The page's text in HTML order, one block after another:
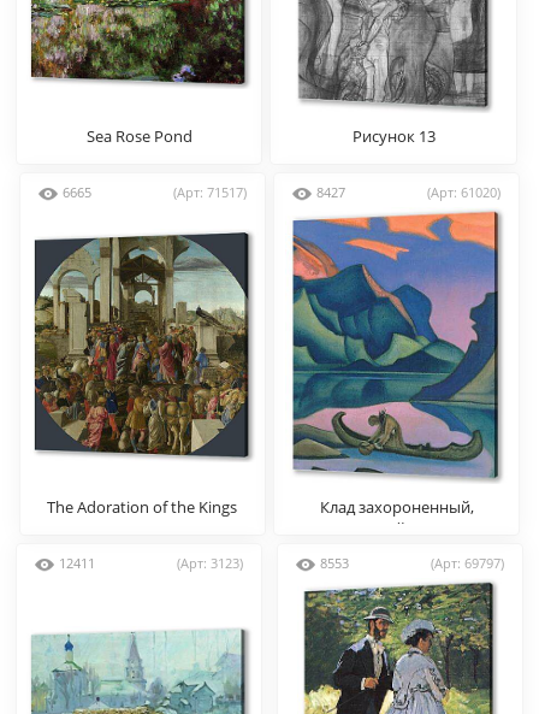
Sea Rose Pond Рисунок 13
6665 (Арт: 71517)
The Adoration of the Kings
8427 (Арт: 61020)
Клад захороненный,
Николай Рерих
12411 (Арт: 3123) 8553 (Арт: 69797)